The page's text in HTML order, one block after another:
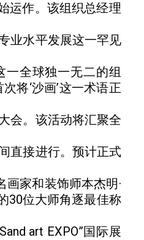
运作。该组织总经理
业水平发展这一罕见
一全球独一无二的组
将‘沙画’这一术语正
会。该活动将汇聚全
直接进行。预计正式
家和装饰师本杰明·
30位大师角逐最佳称
art EXPO”国际展